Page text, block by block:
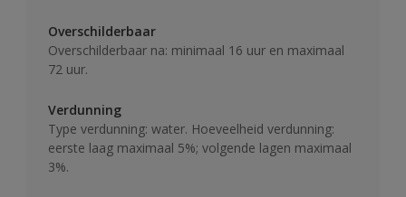
Overschilderbaar
Overschilderbaar na: minimaal 16 uur en maximaal
72 uur.
Verdunning
Type verdunning: water. Hoeveelheid verdunning:
eerste laag maximaal 5%; volgende lagen maximaal
3%.